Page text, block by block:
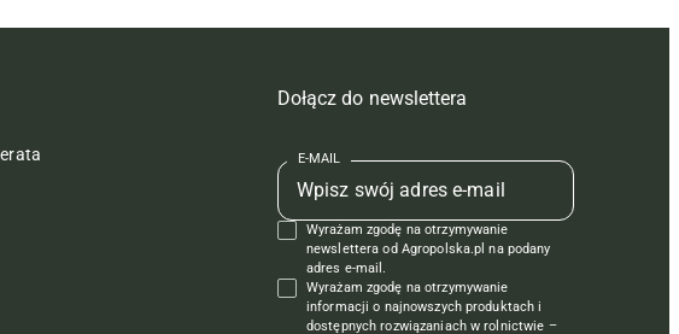
Dołącz do newslettera
E-MAIL
Wyrażam zgodę na otrzymywanie
newslettera od Agropolska.pl na podany
adres e-mail.
Wyrażam zgodę na otrzymywanie
informacji o najnowszych produktach i
dostępnych rozwiązaniach w rolnictwie –